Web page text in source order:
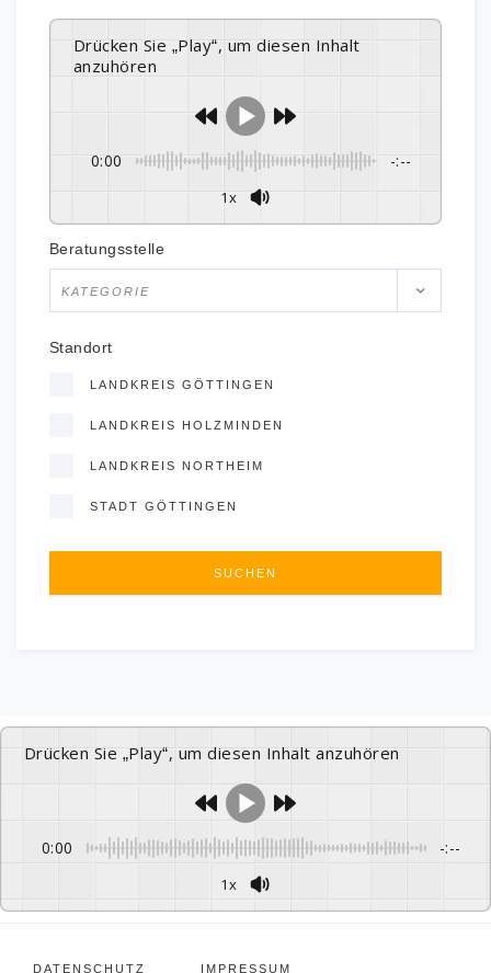
Drücken Sie „Play“, um diesen Inhalt
anzuhören
0:00 -:--
1x
Beratungsstelle
KATEGORIE
Standort
LANDKREIS GÖTTINGEN
LANDKREIS HOLZMINDEN
LANDKREIS NORTHEIM
STADT GÖTTINGEN
Drücken Sie „Play“, um diesen Inhalt anzuhören
0:00 -:--
1x
DATENSCHUTZ IMPRESSUM